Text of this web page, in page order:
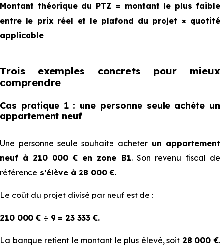
8 et +
500
€
950
€
400
€
500
€
Quotité de 40 % - Plafonds de ressources à
Nombres de personnes
occupant le foyer
Zone
A
Zone
B1
Zone
B2
Zone
C
1
000
000
55
45
40
36
Montant théorique du PTZ = montant le plus faible
entre le prix réel et le plafond du projet × quotité
applicable
Trois exemples concrets pour mieux
comprendre
Cas pratique 1 : une personne seule achète un
appartement neuf
Une personne seule souhaite acheter un appartement
neuf à 210 000 € en zone B1. Son revenu fiscal de
référence s’élève à 28 000 €.
Le coût du projet divisé par neuf est de :
210 000 € ÷ 9 = 23 333 €.
La banque retient le montant le plus élevé, soit 28 000 €.